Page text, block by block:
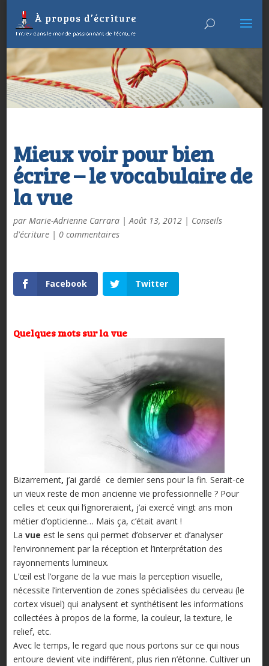
Mieux voir pour bien
écrire – le vocabulaire de
la vue
par Marie-Adrienne Carrara|Août 13, 2012| Conseils
d'écriture| 0 commentaires
Facebook Twitter
Quelques mots sur la vue
Bizarrement, j’ai gardé ce dernier sens pour la fin. Serait-ce
un vieux reste de mon ancienne vie professionnelle ? Pour
celles et ceux qui l’ignoreraient, j’ai exercé vingt ans mon
métier d’opticienne… Mais ça, c’était avant !
La vue est le sens qui permet d’observer et d’analyser
l’environnement par la réception et l’interprétation des
rayonnements lumineux.
L’œil est l’organe de la vue mais la perception visuelle,
nécessite l’intervention de zones spécialisées du cerveau (le
cortex visuel) qui analysent et synthétisent les informations
collectées à propos de la forme, la couleur, la texture, le
relief, etc.
Avec le temps, le regard que nous portons sur ce qui nous
entoure devient vite indifférent, plus rien n’étonne. Cultiver un